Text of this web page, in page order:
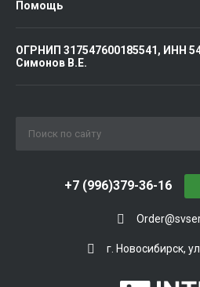
Помощь
ОГРНИП 317547600185541, ИНН
Симонов В.Е.
+7 (996)379-36-16
г. Новосибирск,